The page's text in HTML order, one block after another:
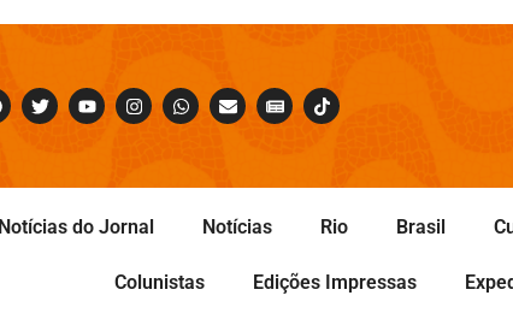
Notícias do Jornal Notícias Rio Brasil
Colunistas Edições Impressas